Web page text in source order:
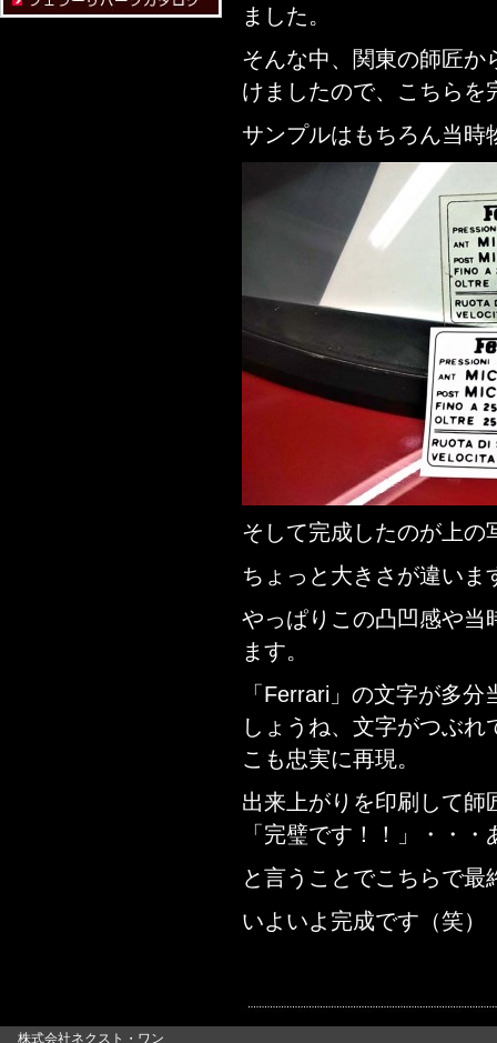
ました。
そんな中、関東の師匠か
けましたので、こちらを
サンプルはもちろん当時
そして完成したのが上の
ちょっと大きさが違いま
やっぱりこの凸凹感や当
ます。
「Ferrari」の文字が多
しょうね、文字がつぶ
こも忠実に再現。
出来上がりを印刷して師
「完璧です！！」・・
と言うことでこちらで最
いよいよ完成です（笑）
株式会社ネクスト・ワン